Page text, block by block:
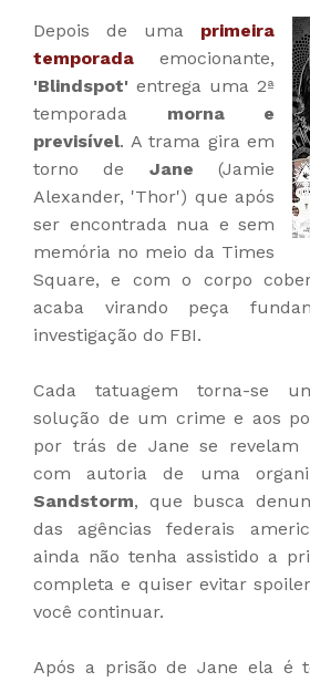
Depois de uma primeira
temporada emocionante,
'Blindspot' entrega uma 2ª
temporada morna e
previsível. A trama gira em
torno de Jane (Jamie
Alexander, 'Thor') que após
ser encontrada nua e sem
memória no meio da Times
Square, e com o corpo
acaba virando peça
investigação do FBI.
Cada tatuagem torna-se
solução de um crime e aos
por trás de Jane se revelam
com autoria de uma
Sandstorm, que busca
das agências federais
ainda não tenha assistido a
completa e quiser evitar
você continuar.
Após a prisão de Jane ela é